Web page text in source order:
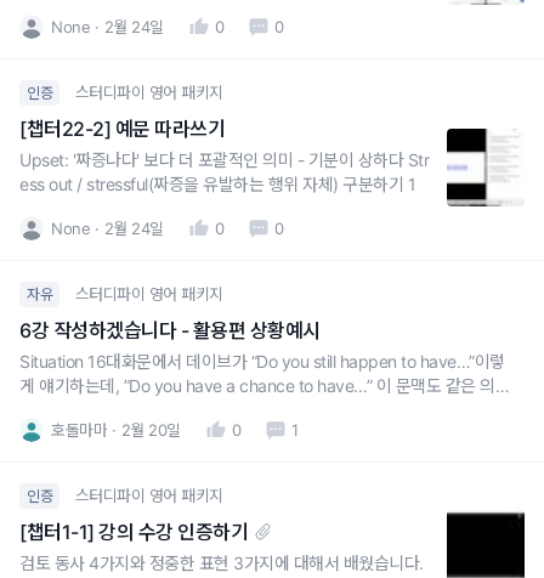
None 2월 24일 0 0
인증 스터디파이 영어 패키지
[챕터22-2] 예문 따라쓰기
Upset: '짜증나다' 보다 더 포괄적인 의미 - 기분이 상하다 Str
ess out / stressful(짜증을 유발하는 행위 자체) 구분하기 1
None 2월 24일 0 0
자유 스터디파이 영어 패키지
6강 작성하겠습니다 - 활용편 상황예시
Situation 16대화문에서 데이브가 “Do you still happen to have…”이렇
게 얘기하는데, ”Do you have a chance to have…” 이 문맥도 같은 의미
호돌마마 2월 20일 0 1
인증 스터디파이 영어 패키지
[챕터1-1] 강의 수강 인증하기
검토 동사 4가지와 정중한 표현 3가지에 대해서 배웠습니다.